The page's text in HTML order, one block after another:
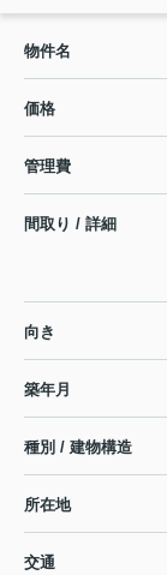
物件名
価格
管理費
間取り / 詳細
向き
築年月
種別 / 建物構造
所在地
交通